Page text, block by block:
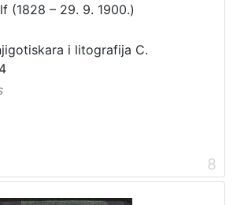
(1828 – 29. 9. 1900.)
i litografija C.
8